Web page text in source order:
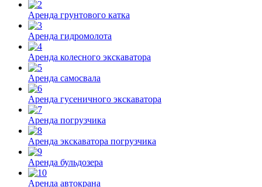
Аренда грунтового катка
Аренда гидромолота
Аренда колесного экскаватора
Аренда самосвала
Аренда гусеничного экскаватора
Аренда погрузчика
Аренда экскаватора погрузчика
Аренда бульдозера
Аренда автокрана